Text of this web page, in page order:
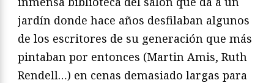
jardín donde hace años desfilaban algunos
de los escritores de su generación que más
pintaban por entonces (Martin Amis, Ruth
Rendell…) en cenas demasiado largas para